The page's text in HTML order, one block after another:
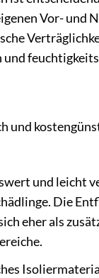
Vor- und
und leicht
Die
eher als